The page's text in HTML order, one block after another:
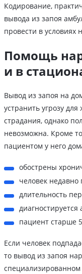
Кодирование,
вывода из запоя
провести в условиях
Помощь
и в
Вывод из запоя на
устранить угрозу
страдания, однако
невозможна. Кроме
пациентом у него
обострены
человек недавно
длительность
пациент старше
Если человек
то вывод из запоя